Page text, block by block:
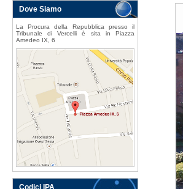
Dove Siamo
La Procura della Repubblica presso il
Tribunale di Vercelli è sita in Piazza
Amedeo IX, 6
Codici IPA